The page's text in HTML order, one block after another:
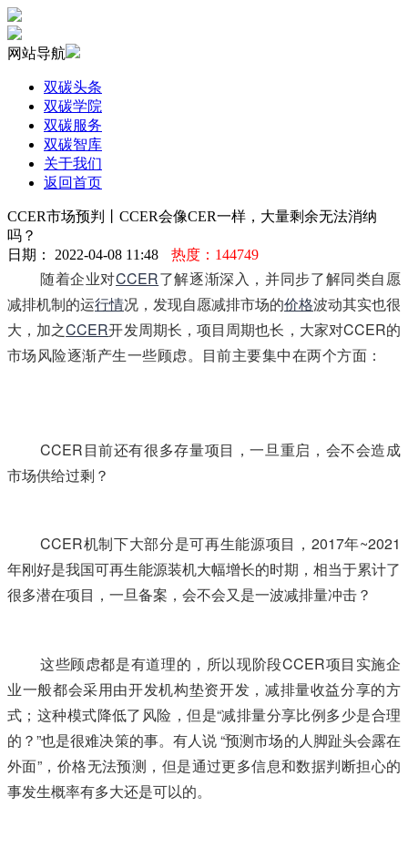
网站导航
双碳头条
双碳学院
双碳服务
双碳智库
关于我们
返回首页
CCER市场预判丨CCER会像CER一样，大量剩余无法消纳
吗？
日期： 2022-04-08 11:48
热度：144749
随着企业对CCER了解逐渐深入，并同步了解同类自愿
减排机制的运行情况，发现自愿减排市场的价格波动其实也很
大，加之CCER开发周期长，项目周期也长，大家对CCER的
市场风险逐渐产生一些顾虑。目前主要集中在两个方面：
CCER目前还有很多存量项目，一旦重启，会不会造成
市场供给过剩？
CCER机制下大部分是可再生能源项目，2017年~2021
年刚好是我国可再生能源装机大幅增长的时期，相当于累计了
很多潜在项目，一旦备案，会不会又是一波减排量冲击？
这些顾虑都是有道理的，所以现阶段CCER项目实施企
业一般都会采用由开发机构垫资开发，减排量收益分享的方
式；这种模式降低了风险，但是“减排量分享比例多少是合理
的？”也是很难决策的事。有人说 “预测市场的人脚趾头会露在
外面”，价格无法预测，但是通过更多信息和数据判断担心的
事发生概率有多大还是可以的。